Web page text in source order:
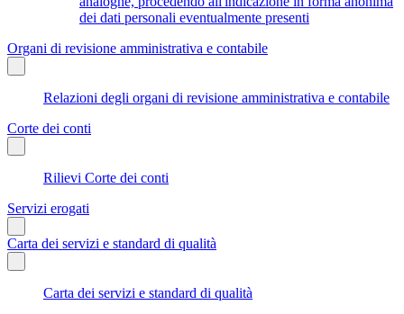
dei dati personali eventualmente presenti
Organi di revisione amministrativa e contabile
Relazioni degli organi di revisione amministrativa e contabile
Corte dei conti
Rilievi Corte dei conti
Servizi erogati
Carta dei servizi e standard di qualità
Carta dei servizi e standard di qualità